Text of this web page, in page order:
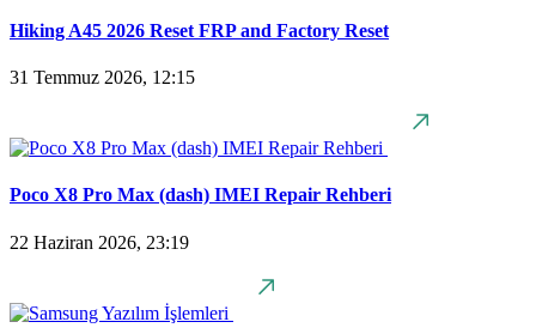
Hiking A45 2026 Reset FRP and Factory Reset
31 Temmuz 2026, 12:15
Poco X8 Pro Max (dash) IMEI Repair Rehberi
22 Haziran 2026, 23:19